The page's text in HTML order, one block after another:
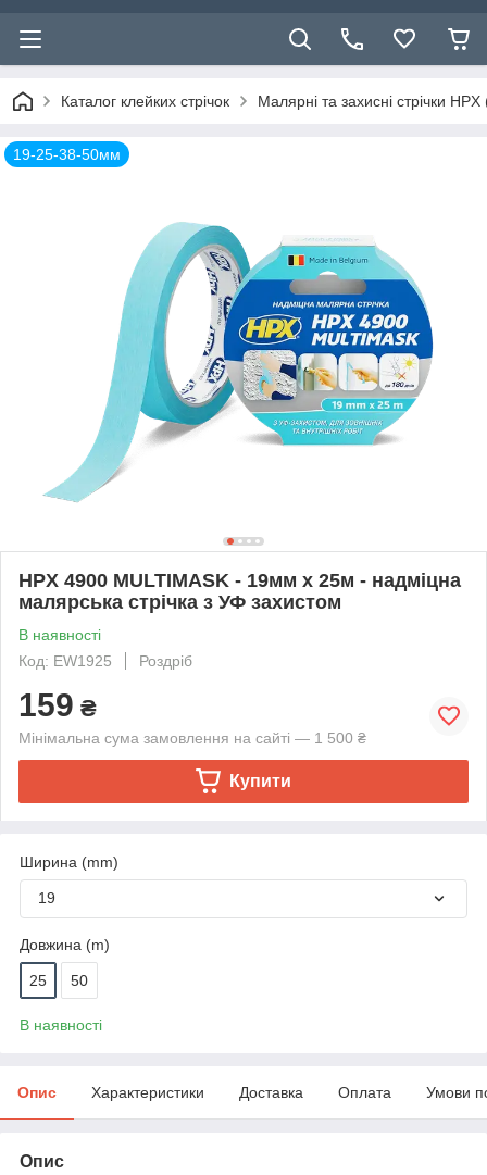
Каталог клейких стрічок Малярні та захисні стрічки HPX
19-25-38-50мм
HPX 4900 MULTIMASK - 19мм х 25м - надміцна
малярська стрічка з УФ захистом
В наявності
Код: EW1925
Роздріб
159 ₴
Мінімальна сума замовлення на сайті — 1 500 ₴
Купити
Ширина (mm)
19
Довжина (m)
25 50
В наявності
Опис Характеристики Доставка Оплата Умови
Опис